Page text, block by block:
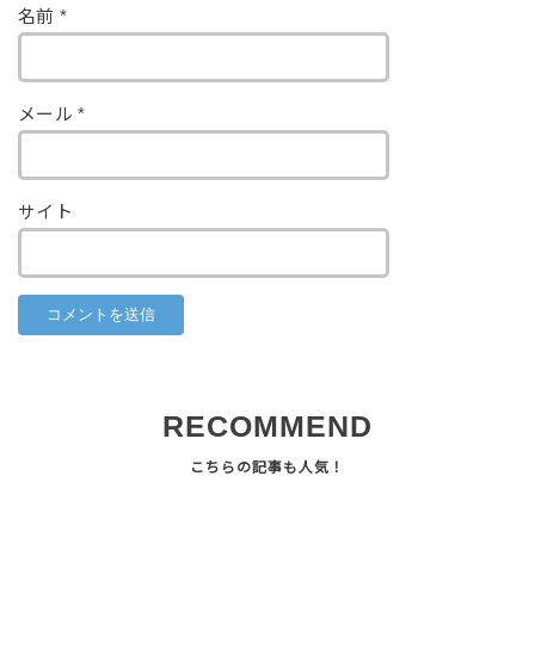
名前 *
メール*
サイト
RECOMMEND